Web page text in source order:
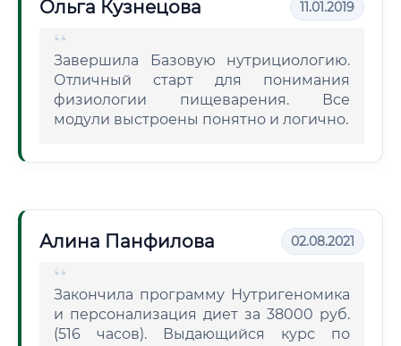
Ольга Кузнецова 11.01.2019
Завершила Базовую нутрициологию.
Отличный старт для понимания
физиологии пищеварения. Все
модули выстроены понятно и логично.
Алина Панфилова 02.08.2021
Закончила программу Нутригеномика
и персонализация диет за 38000 руб.
(516 часов). Выдающийся курс по